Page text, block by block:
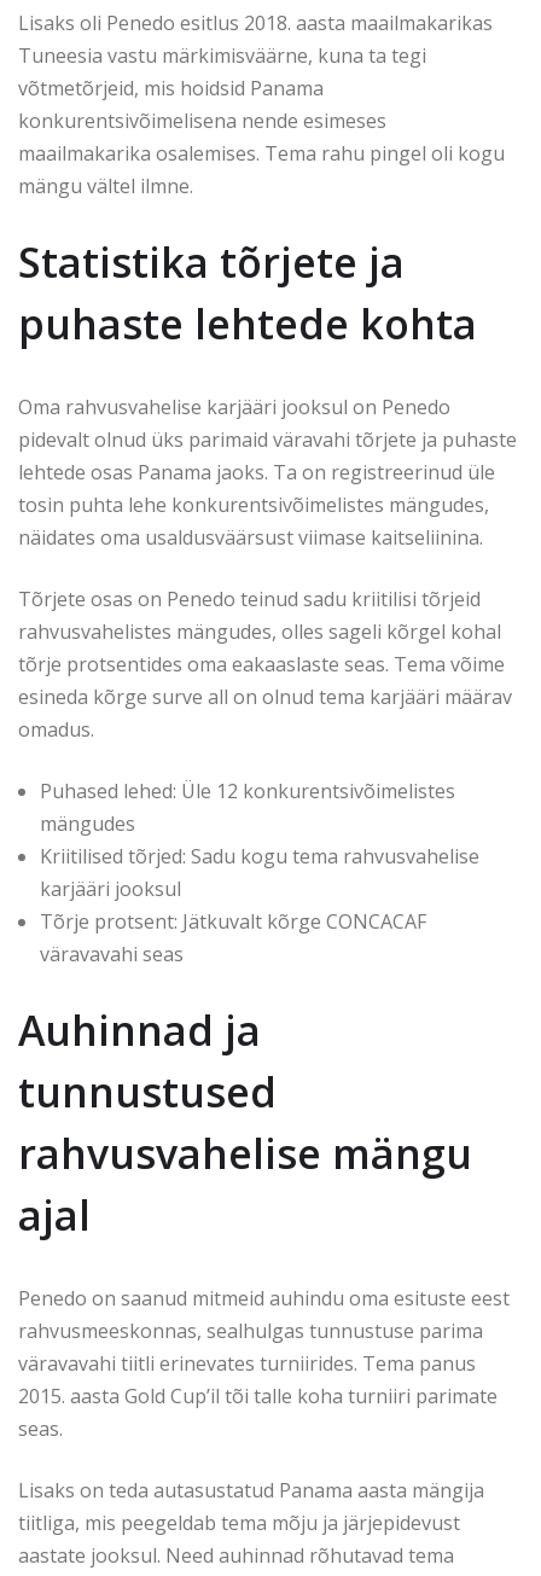
Lisaks oli Penedo esitlus 2018. aasta maailmakarikas
Tuneesia vastu märkimisväärne, kuna ta tegi
võtmetõrjeid, mis hoidsid Panama
konkurentsivõimelisena nende esimeses
maailmakarika osalemises. Tema rahu pingel oli kogu
mängu vältel ilmne.
Statistika tõrjete ja
puhaste lehtede kohta
Oma rahvusvahelise karjääri jooksul on Penedo
pidevalt olnud üks parimaid väravahi tõrjete ja puhaste
lehtede osas Panama jaoks. Ta on registreerinud üle
tosin puhta lehe konkurentsivõimelistes mängudes,
näidates oma usaldusväärsust viimase kaitseliinina.
Tõrjete osas on Penedo teinud sadu kriitilisi tõrjeid
rahvusvahelistes mängudes, olles sageli kõrgel kohal
tõrje protsentides oma eakaaslaste seas. Tema võime
esineda kõrge surve all on olnud tema karjääri määrav
omadus.
Puhased lehed: Üle 12 konkurentsivõimelistes
mängudes
Kriitilised tõrjed: Sadu kogu tema rahvusvahelise
karjääri jooksul
Tõrje protsent: Jätkuvalt kõrge CONCACAF
väravavahi seas
Auhinnad ja
tunnustused
rahvusvahelise mängu
ajal
Penedo on saanud mitmeid auhindu oma esituste eest
rahvusmeeskonnas, sealhulgas tunnustuse parima
väravavahi tiitli erinevates turniirides. Tema panus
2015. aasta Gold Cup’il tõi talle koha turniiri parimate
seas.
Lisaks on teda autasustatud Panama aasta mängija
tiitliga, mis peegeldab tema mõju ja järjepidevust
aastate jooksul. Need auhinnad rõhutavad tema